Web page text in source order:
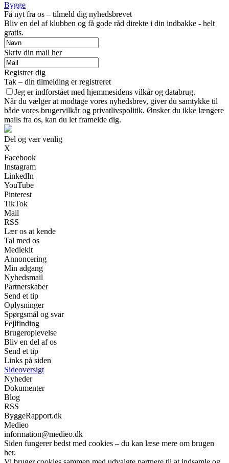
Bygge
Få nyt fra os – tilmeld dig nyhedsbrevet
Bliv en del af klubben og få gode råd direkte i din indbakke - helt
gratis.
Skriv din mail her
Registrer dig
Tak – din tilmelding er registreret
Jeg er indforstået med hjemmesidens vilkår og databrug.
Når du vælger at modtage vores nyhedsbrev, giver du samtykke til
både vores brugervilkår og privatlivspolitik. Ønsker du ikke længere
mails fra os, kan du let framelde dig.
Del og vær venlig
X
Facebook
Instagram
LinkedIn
YouTube
Pinterest
TikTok
Mail
RSS
Lær os at kende
Tal med os
Mediekit
Annoncering
Min adgang
Nyhedsmail
Partnerskaber
Send et tip
Oplysninger
Spørgsmål og svar
Fejlfinding
Brugeroplevelse
Bliv en del af os
Send et tip
Links på siden
Sideoversigt
Nyheder
Dokumenter
Blog
RSS
ByggeRapport.dk
Medieo
information@medieo.dk
Siden fungerer bedst med cookies – du kan læse mere om brugen
her.